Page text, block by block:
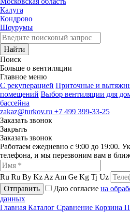
Калуга
Кондрово
Шоурумы
Найти
Поиск
Больше о вентиляции
Главное меню
C рекуперацией Приточные и
помещений Выбор вентиляции для
бассейна
zakaz@turkov.ru +7 499 399-33-25
Заказать звонок
Закрыть
Заказать звонок
Работаем ежедневно с 9:00 до 19:00.
телефона, и мы перезвоним вам в
Ru Ru By Kz Az Am Ge Kg Tj Uz
Отправить
Даю согласие на
данных
Главная Каталог Сравнение Корзина